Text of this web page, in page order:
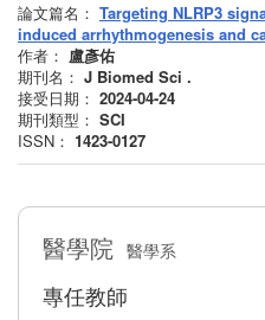
論文篇名： Targeting NLRP3
induced arrhythmogenesis and
作者： 盧彥佑
期刊名： J Biomed Sci .
接受日期： 2024-04-24
期刊類型： SCI
ISSN： 1423-0127
醫學院 醫學系
專任教師